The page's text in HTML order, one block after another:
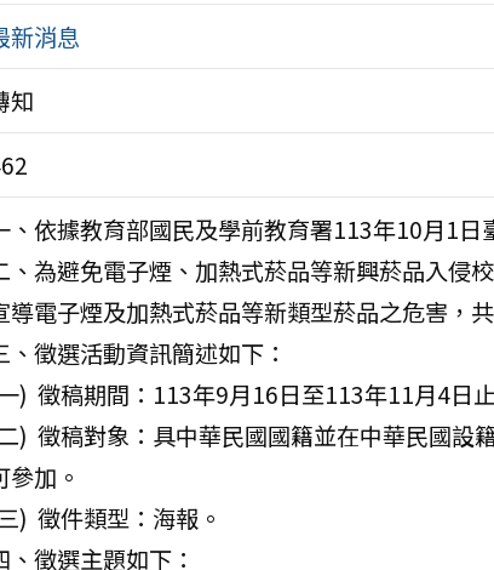
新消息
知
、依據教育部國民及學前教育署113年10月1
、為避免電子煙、加熱式菸品等新興菸品入侵
導電子煙及加熱式菸品等新類型菸品之危害，
、徵選活動資訊簡述如下：
) 徵稿期間：113年9月16日至113年11月4日
) 徵稿對象：具中華民國國籍並在中華民國設
參加。
) 徵件類型：海報。
、徵選主題如下：